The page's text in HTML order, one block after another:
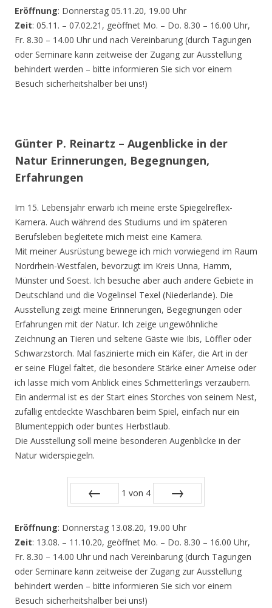
Eröffnung: Donnerstag 05.11.20, 19.00 Uhr
Zeit: 05.11. – 07.02.21, geöffnet Mo. – Do. 8.30 – 16.00 Uhr,
Fr. 8.30 – 14.00 Uhr und nach Vereinbarung (durch Tagungen
oder Seminare kann zeitweise der Zugang zur Ausstellung
behindert werden – bitte informieren Sie sich vor einem
Besuch sicherheitshalber bei uns!)
Günter P. Reinartz – Augenblicke in der
Natur Erinnerungen, Begegnungen,
Erfahrungen
Im 15. Lebensjahr erwarb ich meine erste Spiegelreflex-
Kamera. Auch während des Studiums und im späteren
Berufsleben begleitete mich meist eine Kamera.
Mit meiner Ausrüstung bewege ich mich vorwiegend im Raum
Nordrhein-Westfalen, bevorzugt im Kreis Unna, Hamm,
Münster und Soest. Ich besuche aber auch andere Gebiete in
Deutschland und die Vogelinsel Texel (Niederlande). Die
Ausstellung zeigt meine Erinnerungen, Begegnungen oder
Erfahrungen mit der Natur. Ich zeige ungewöhnliche
Zeichnung an Tieren und seltene Gäste wie Ibis, Löffler oder
Schwarzstorch. Mal faszinierte mich ein Käfer, die Art in der
er seine Flügel faltet, die besondere Stärke einer Ameise oder
ich lasse mich vom Anblick eines Schmetterlings verzaubern.
Ein andermal ist es der Start eines Storches von seinem Nest,
zufällig entdeckte Waschbären beim Spiel, einfach nur ein
Blumenteppich oder buntes Herbstlaub.
Die Ausstellung soll meine besonderen Augenblicke in der
Natur widerspiegeln.
1 von 4
Eröffnung: Donnerstag 13.08.20, 19.00 Uhr
Zeit: 13.08. – 11.10.20, geöffnet Mo. – Do. 8.30 – 16.00 Uhr,
Fr. 8.30 – 14.00 Uhr und nach Vereinbarung (durch Tagungen
oder Seminare kann zeitweise der Zugang zur Ausstellung
behindert werden – bitte informieren Sie sich vor einem
Besuch sicherheitshalber bei uns!)